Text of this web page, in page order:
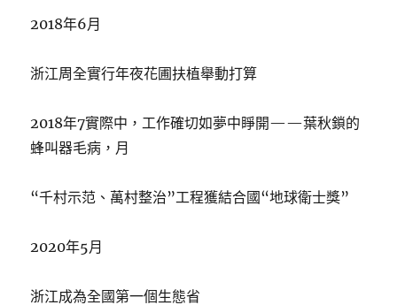
2018年6月
浙江周全實行年夜花圃扶植舉動打算
2018年7實際中，工作確切如夢中睜開——葉秋鎖的
蜂叫器毛病，月
“千村示范、萬村整治”工程獲結合國“地球衛士獎”
2020年5月
浙江成為全國第一個生態省